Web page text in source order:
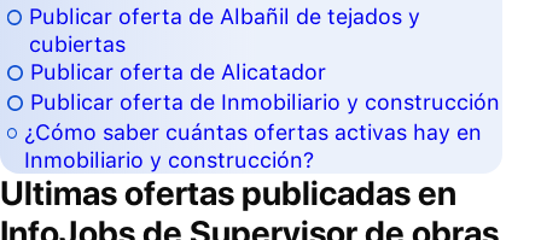
Publicar oferta de Albañil de tejados y
cubiertas
Publicar oferta de Alicatador
Publicar oferta de Inmobiliario y construcción
¿Cómo saber cuántas ofertas activas hay en
Inmobiliario y construcción?
Ultimas ofertas publicadas en